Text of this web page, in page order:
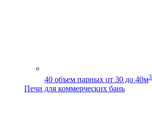
40 объем парных от 30 до 40м3
Печи для коммерческих бань